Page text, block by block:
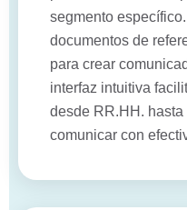
segmento
documentos de
para crear
interfaz intuitiva
desde RR.HH.
comunicar con